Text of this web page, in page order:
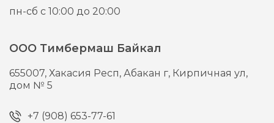
пн-сб с 10:00 до 20:00
ООО Тимбермаш Байкал
655007,Хакасия Респ, Абакан г, Кирпичная ул,
дом № 5
+7 (908) 653-77-61